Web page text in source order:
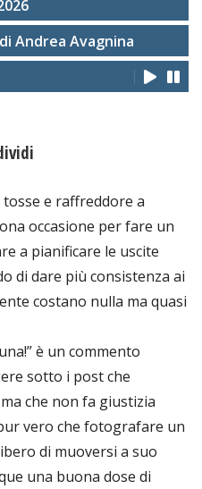
Andrea Avagnina
e raffreddore a
occasione per fare un
a pianificare le uscite
di dare più consistenza ai
costano nulla ma quasi
è un commento
sotto i post che
che non fa giustizia
vero che fotografare un
di muoversi a suo
una buona dose di